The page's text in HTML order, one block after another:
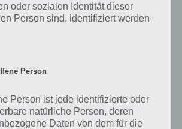
7 – Lösung
oder sozialen Identität dieser
Person sind, identifiziert werden
Person
Person ist jede identifizierte oder
natürliche Person, deren
Daten von dem für die